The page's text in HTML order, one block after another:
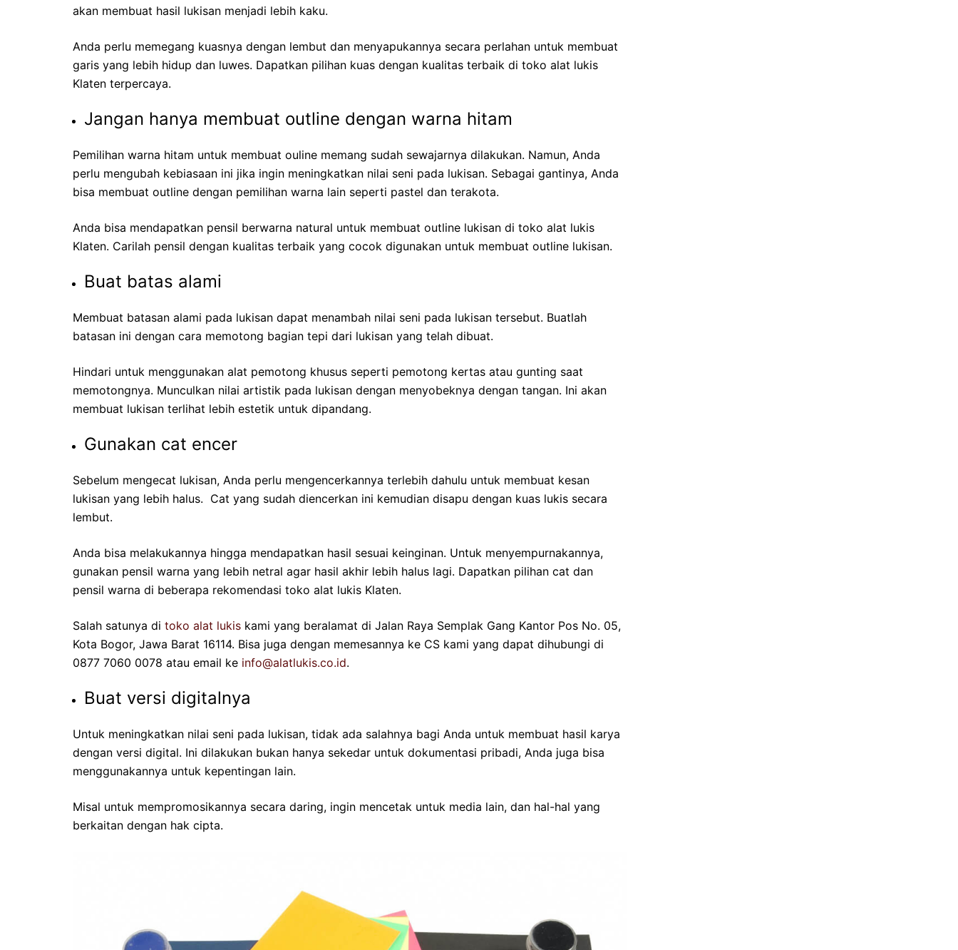
akan membuat hasil lukisan menjadi lebih kaku.
Anda perlu memegang kuasnya dengan lembut dan menyapukannya secara perlahan untuk membuat
garis yang lebih hidup dan luwes. Dapatkan pilihan kuas dengan kualitas terbaik di toko alat lukis
Klaten terpercaya.
Jangan hanya membuat outline dengan warna hitam
Pemilihan warna hitam untuk membuat ouline memang sudah sewajarnya dilakukan. Namun, Anda
perlu mengubah kebiasaan ini jika ingin meningkatkan nilai seni pada lukisan. Sebagai gantinya, Anda
bisa membuat outline dengan pemilihan warna lain seperti pastel dan terakota.
Anda bisa mendapatkan pensil berwarna natural untuk membuat outline lukisan di toko alat lukis
Klaten. Carilah pensil dengan kualitas terbaik yang cocok digunakan untuk membuat outline lukisan.
Buat batas alami
Membuat batasan alami pada lukisan dapat menambah nilai seni pada lukisan tersebut. Buatlah
batasan ini dengan cara memotong bagian tepi dari lukisan yang telah dibuat.
Hindari untuk menggunakan alat pemotong khusus seperti pemotong kertas atau gunting saat
memotongnya. Munculkan nilai artistik pada lukisan dengan menyobeknya dengan tangan. Ini akan
membuat lukisan terlihat lebih estetik untuk dipandang.
Gunakan cat encer
Sebelum mengecat lukisan, Anda perlu mengencerkannya terlebih dahulu untuk membuat kesan
lukisan yang lebih halus. Cat yang sudah diencerkan ini kemudian disapu dengan kuas lukis secara
lembut.
Anda bisa melakukannya hingga mendapatkan hasil sesuai keinginan. Untuk menyempurnakannya,
gunakan pensil warna yang lebih netral agar hasil akhir lebih halus lagi. Dapatkan pilihan cat dan
pensil warna di beberapa rekomendasi toko alat lukis Klaten.
Salah satunya di toko alat lukis kami yang beralamat di Jalan Raya Semplak Gang Kantor Pos No. 05,
Kota Bogor, Jawa Barat 16114. Bisa juga dengan memesannya ke CS kami yang dapat dihubungi di
0877 7060 0078 atau email ke info@alatlukis.co.id.
Buat versi digitalnya
Untuk meningkatkan nilai seni pada lukisan, tidak ada salahnya bagi Anda untuk membuat hasil karya
dengan versi digital. Ini dilakukan bukan hanya sekedar untuk dokumentasi pribadi, Anda juga bisa
menggunakannya untuk kepentingan lain.
Misal untuk mempromosikannya secara daring, ingin mencetak untuk media lain, dan hal-hal yang
berkaitan dengan hak cipta.